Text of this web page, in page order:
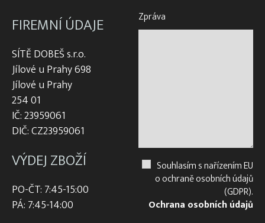
FIREMNÍ ÚDAJE
SÍTĚ DOBEŠ s.r.o.
Jílové u Prahy 698
Jílové u Prahy
254 01
IČ: 23959061
DIČ: CZ23959061
VÝDEJ ZBOŽÍ
PO-ČT: 7:45-15:00
PÁ: 7:45-14:00
Zpráva
Souhlasím s nařízením EU
o ochraně osobních údajů
(GDPR).
Ochrana osobních údajů